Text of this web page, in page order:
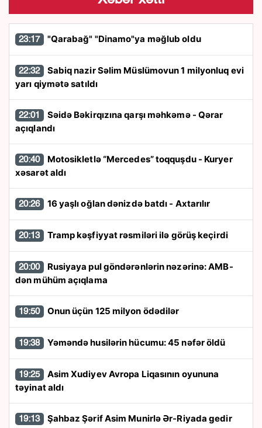
23:17 "Qarabağ" "Dinamo"ya məğlub oldu
22:32
yarı qiymətə satıldı
22:01
açıqlandı
20:40
xəsarət aldı
20:26 16 yaşlı oğlan dənizdə batdı - Axtarılır
20:13 Tramp kəşfiyyat rəsmiləri ilə görüş keçirdi
20:00
dən mühüm açıqlama
19:50 Onun üçün 125 milyon ödədilər
19:38 Yəməndə husilərin hücumu: 45 nəfər öldü
19:25
təyinat aldı
19:13 Şahbaz Şərif Asim Munirlə Ər-Riyada gedir